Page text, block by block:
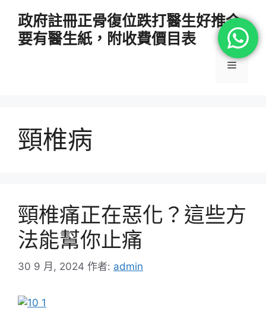
政府註冊正骨復位跌打醫生好推介
要有醫生紙，附收費價目表
選
頸椎病
頸椎痛正在惡化？這些方
法能幫你止痛
30 9 月, 2024 作者: admin